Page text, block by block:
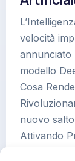
velocità
annunciato
modello
Cosa
nuovo
Attivando